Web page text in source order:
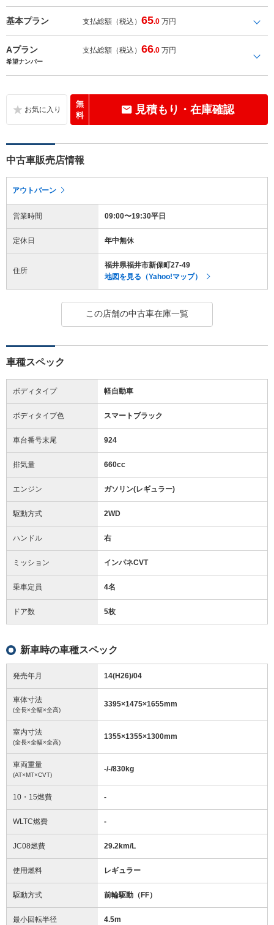
基本プラン 支払総額（税込）65.0 万円
Aプラン 支払総額（税込）66.0 万円
希望ナンバー
無
料
見積もり・在庫確認
中古車販売店情報
アウトバーン
営業時間 09:00〜19:30平日
定休日 年中無休
住所
福井県福井市新保町27-49
地図を見る（Yahoo!マップ）
この店舗の中古車在庫一覧
車種スペック
ボディタイプ 軽自動車
ボディタイプ色 スマートブラック
車台番号末尾 924
排気量 660cc
エンジン ガソリン(レギュラー)
駆動方式 2WD
ハンドル 右
ミッション インパネCVT
乗車定員 4名
ドア数 5枚
新車時の車種スペック
発売年月 14(H26)/04
車体寸法
(全長×全幅×全高)
3395×1475×1655mm
室内寸法
(全長×全幅×全高)
1355×1355×1300mm
車両重量
(AT×MT×CVT)
-/-/830kg
10・15燃費 -
WLTC燃費 -
JC08燃費 29.2km/L
使用燃料 レギュラー
駆動方式 前輪駆動（FF）
最小回転半径 4.5m